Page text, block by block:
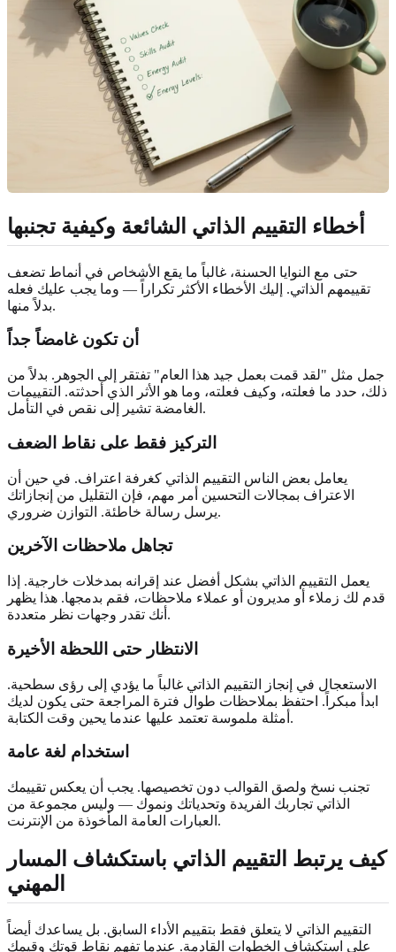
أخطاء التقييم الذاتي الشائعة وكيفية تجنبها
حتى مع النوايا الحسنة، غالباً ما يقع الأشخاص في أنماط تضعف
تقييمهم الذاتي. إليك الأخطاء الأكثر تكراراً — وما يجب عليك فعله
بدلاً منها.
أن تكون غامضاً جداً
جمل مثل "لقد قمت بعمل جيد هذا العام" تفتقر إلى الجوهر. بدلاً من
ذلك، حدد ما فعلته، وكيف فعلته، وما هو الأثر الذي أحدثته. التقييمات
الغامضة تشير إلى نقص في التأمل.
التركيز فقط على نقاط الضعف
يعامل بعض الناس التقييم الذاتي كغرفة اعتراف. في حين أن
الاعتراف بمجالات التحسين أمر مهم، فإن التقليل من إنجازاتك
يرسل رسالة خاطئة. التوازن ضروري.
تجاهل ملاحظات الآخرين
يعمل التقييم الذاتي بشكل أفضل عند إقرانه بمدخلات خارجية. إذا
قدم لك زملاء أو مديرون أو عملاء ملاحظات، فقم بدمجها. هذا يظهر
أنك تقدر وجهات نظر متعددة.
الانتظار حتى اللحظة الأخيرة
الاستعجال في إنجاز التقييم الذاتي غالباً ما يؤدي إلى رؤى سطحية.
ابدأ مبكراً. احتفظ بملاحظات طوال فترة المراجعة حتى يكون لديك
أمثلة ملموسة تعتمد عليها عندما يحين وقت الكتابة.
استخدام لغة عامة
تجنب نسخ ولصق القوالب دون تخصيصها. يجب أن يعكس تقييمك
الذاتي تجاربك الفريدة وتحدياتك ونموك — وليس مجموعة من
العبارات العامة المأخوذة من الإنترنت.
كيف يرتبط التقييم الذاتي باستكشاف المسار
المهني
التقييم الذاتي لا يتعلق فقط بتقييم الأداء السابق. بل يساعدك أيضاً
على استكشاف الخطوات القادمة. عندما تفهم نقاط قوتك وقيمك